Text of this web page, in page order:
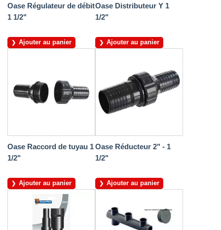
Oase Régulateur de débit
1 1/2"
Ajouter au panier
Oase Distributeur Y 1
1/2"
Ajouter au panier
Oase Raccord de tuyau 1
1/2"
Ajouter au panier
Oase Réducteur 2" - 1
1/2"
Ajouter au panier